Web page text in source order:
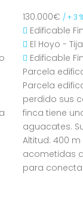
130.000€ / + 3
Edificable
El Hoyo -
Edificable
Parcela
Parcela
perdido sus
finca tiene
aguacates.
Altitud: 400
acometidas
para